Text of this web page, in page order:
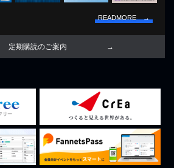
READMORE →
定期購読のご案内